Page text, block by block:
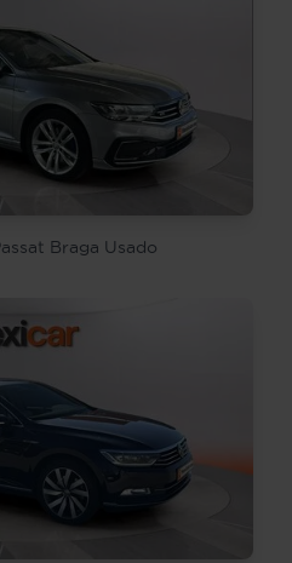
Braga Usado